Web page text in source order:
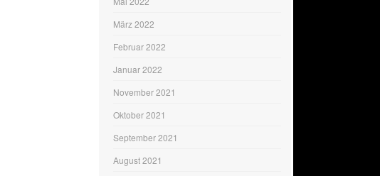
März 2022
Februar 2022
Januar 2022
November 2021
Oktober 2021
September 2021
August 2021